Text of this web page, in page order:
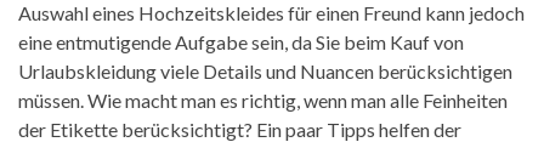
Auswahl eines Hochzeitskleides für einen Freund kann jedoch
eine entmutigende Aufgabe sein, da Sie beim Kauf von
Urlaubskleidung viele Details und Nuancen berücksichtigen
müssen. Wie macht man es richtig, wenn man alle Feinheiten
der Etikette berücksichtigt? Ein paar Tipps helfen der